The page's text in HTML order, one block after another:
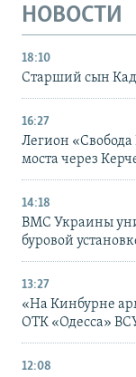
НОВОСТИ
18:10
Старший сын
16:27
Легион «Свобода
моста через
14:18
ВМС Украины
буровой
13:27
«На Кинбурне
ОТК «Одесса»
12:08